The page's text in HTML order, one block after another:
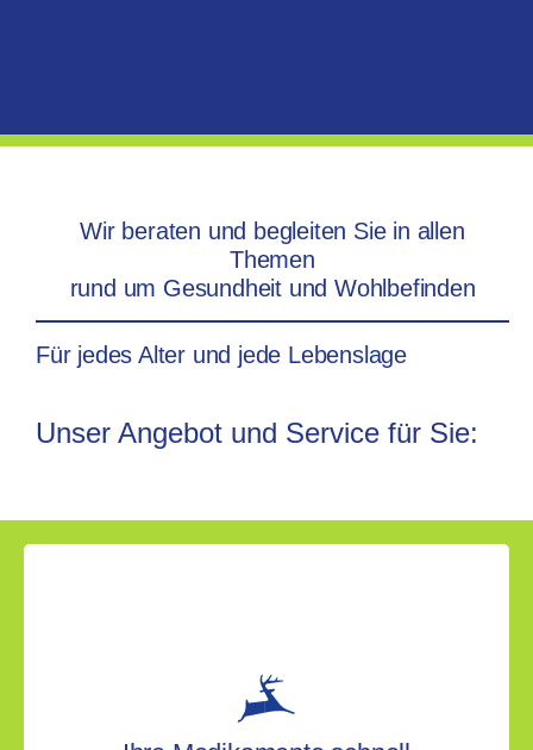
Wir beraten und begleiten Sie in allen
Themen
rund um Gesundheit und Wohlbefinden
Für jedes Alter und jede Lebenslage
Unser Angebot und Service für Sie: